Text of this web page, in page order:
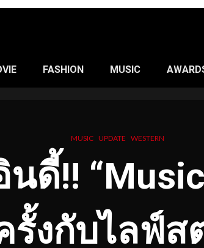
FASHION MUSIC
MUSIC UPDATE WESTERN
ดี้!!
งกับไลฟ์ส